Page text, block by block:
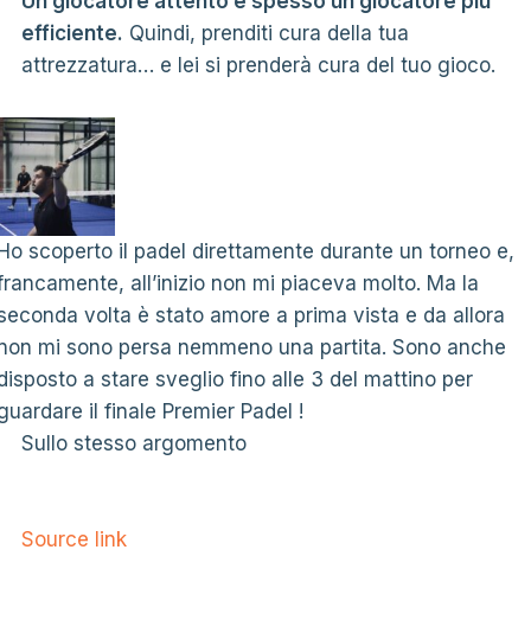
efficiente. Quindi, prenditi cura della tua
attrezzatura… e lei si prenderà cura del tuo gioco.
scoperto il padel direttamente durante un torneo e,
all’inizio non mi piaceva molto. Ma la
volta è stato amore a prima vista e da allora
mi sono persa nemmeno una partita. Sono anche
a stare sveglio fino alle 3 del mattino per
il finale Premier Padel !
Sullo stesso argomento
Source link